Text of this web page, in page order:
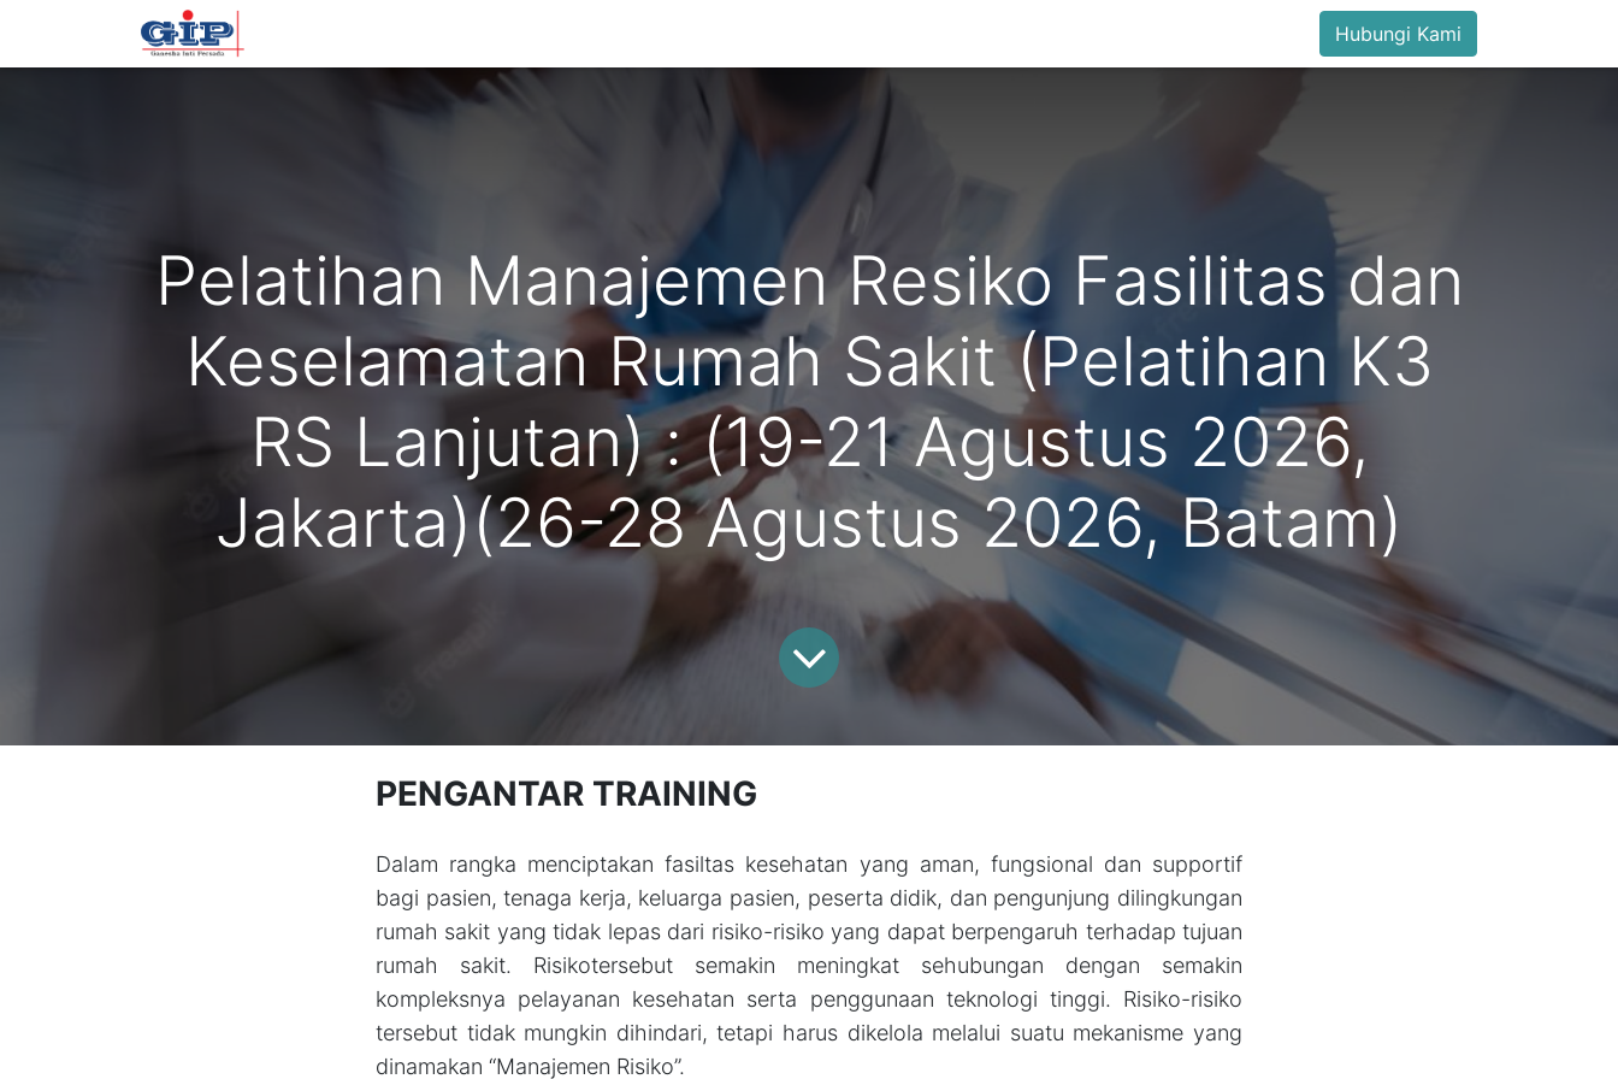
Hubungi Kami
Pelatihan Manajemen Resiko Fasilitas dan
Keselamatan Rumah Sakit (Pelatihan K3
RS Lanjutan) : (19-21 Agustus 2026,
Jakarta)(26-28 Agustus 2026, Batam)
PENGANTAR TRAINING
Dalam rangka menciptakan fasiltas kesehatan yang aman, fungsional dan supportif
bagi pasien, tenaga kerja, keluarga pasien, peserta didik, dan pengunjung dilingkungan
rumah sakit yang tidak lepas dari risiko-risiko yang dapat berpengaruh terhadap tujuan
rumah sakit. Risikotersebut semakin meningkat sehubungan dengan semakin
kompleksnya pelayanan kesehatan serta penggunaan teknologi tinggi. Risiko-risiko
tersebut tidak mungkin dihindari, tetapi harus dikelola melalui suatu mekanisme yang
dinamakan “Manajemen Risiko”.